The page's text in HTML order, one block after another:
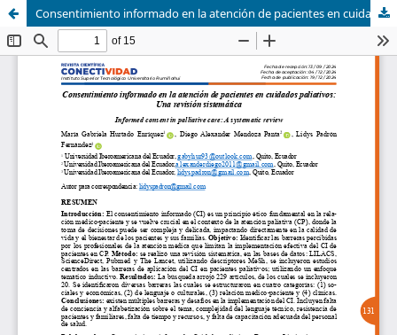
Consentimiento informado en la atención de pacientes en cuidados paliativos. Una revisión sistemática.